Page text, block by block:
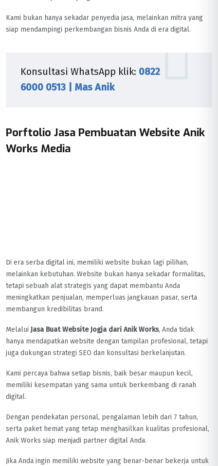
Kami bukan hanya sekadar penyedia jasa, melainkan mitra yang
siap mendampingi perkembangan bisnis Anda di era digital.
Konsultasi WhatsApp klik: 0822
6000 0513 | Mas Anik
Porftolio Jasa Pembuatan Website Anik
Works Media
Di era serba digital ini, memiliki website bukan lagi pilihan,
melainkan kebutuhan. Website bukan hanya sekadar formalitas,
tetapi sebuah alat strategis yang dapat membantu Anda
meningkatkan penjualan, memperluas jangkauan pasar, serta
membangun kredibilitas brand.
Melalui Jasa Buat Website Jogja dari Anik Works, Anda tidak
hanya mendapatkan website dengan tampilan profesional, tetapi
juga dukungan strategi SEO dan konsultasi berkelanjutan.
Kami percaya bahwa setiap bisnis, baik besar maupun kecil,
memiliki kesempatan yang sama untuk berkembang di ranah
digital.
Dengan pendekatan personal, pengalaman lebih dari 7 tahun,
serta paket hemat yang tetap menghasilkan kualitas profesional,
Anik Works siap menjadi partner digital Anda.
Jika Anda ingin memiliki website yang benar-benar bekerja untuk